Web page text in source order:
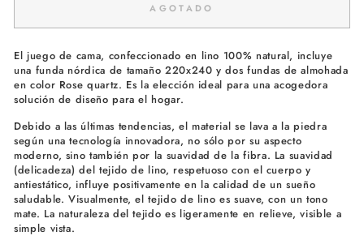
AGOTADO
El juego de cama, confeccionado en lino 100% natural, incluye
una funda nórdica de tamaño 220x240 y dos fundas de almohada
en color Rose quartz. Es la elección ideal para una acogedora
solución de diseño para el hogar.
Debido a las últimas tendencias, el material se lava a la piedra
según una tecnología innovadora, no sólo por su aspecto
moderno, sino también por la suavidad de la fibra. La suavidad
(delicadeza) del tejido de lino, respetuoso con el cuerpo y
antiestático, influye positivamente en la calidad de un sueño
saludable. Visualmente, el tejido de lino es suave, con un tono
mate. La naturaleza del tejido es ligeramente en relieve, visible a
simple vista.